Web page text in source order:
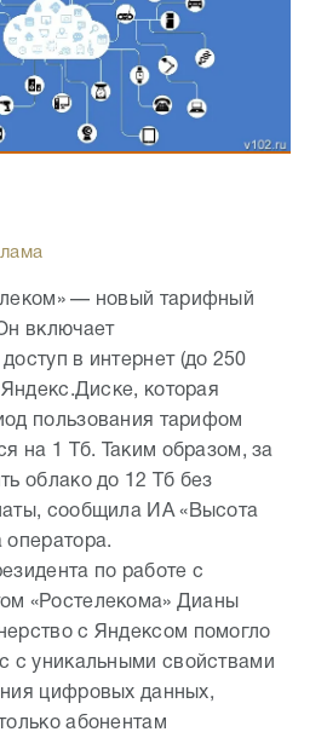
— новый тарифный
включает
в интернет (до 250
которая
пользования тарифом
на 1 Тб. Таким образом, за
облако до 12 Тб без
сообщила ИА «Высота
оператора.
по работе с
«Ростелекома» Дианы
с Яндексом помогло
с уникальными свойствами
цифровых данных,
абонентам